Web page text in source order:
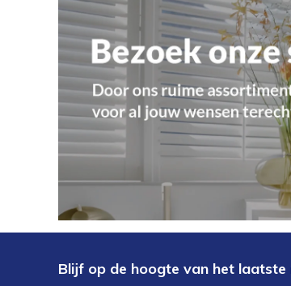
Blijf op de hoogte van het